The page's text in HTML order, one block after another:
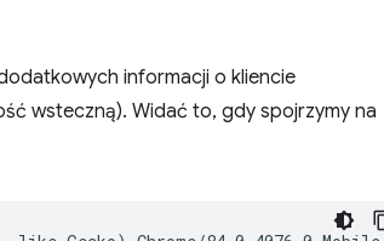
informacji o kliencie
wsteczną). Widać to, gdy spojrzymy na